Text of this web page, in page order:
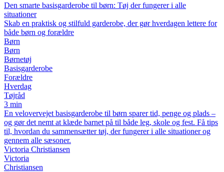
Den smarte basisgarderobe til børn: Tøj der fungerer i alle
situationer
Skab en praktisk og stilfuld garderobe, der gør hverdagen lettere for
både børn og forældre
Børn
Børn
Børnetøj
Basisgarderobe
Forældre
Hverdag
Tøjråd
3 min
En velovervejet basisgarderobe til børn sparer tid, penge og plads –
og gør det nemt at klæde barnet på til både leg, skole og fest. Få tips
til, hvordan du sammensætter tøj, der fungerer i alle situationer og
gennem alle sæsoner.
Victoria Christiansen
Victoria
Christiansen